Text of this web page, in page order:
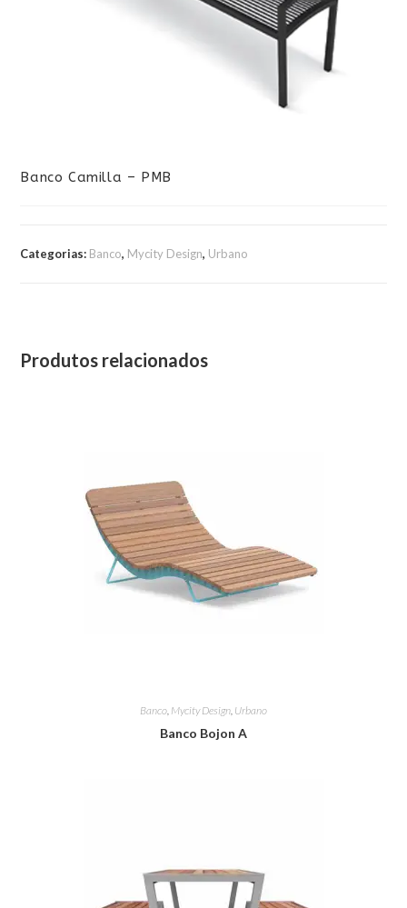
Banco Camilla – PMB
Categorias: Banco, Mycity Design, Urbano
Produtos relacionados
Banco, Mycity Design, Urbano
Banco Bojon A